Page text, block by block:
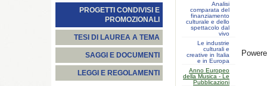
PROGETTI CONDIVISI E
PROMOZIONALI
TESI DI LAUREA A TEMA
SAGGI E DOCUMENTI
LEGGI E REGOLAMENTI
Analisi
comparata del
finanziamento
culturale e dello
spettacolo dal
vivo
Le industrie
culturali e
creative in Italia
e in Europa
Anno Europeo
della Musica - Le
Pubblicazioni